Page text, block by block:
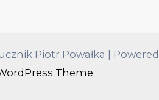
Piotr Powałka | Powered
Theme